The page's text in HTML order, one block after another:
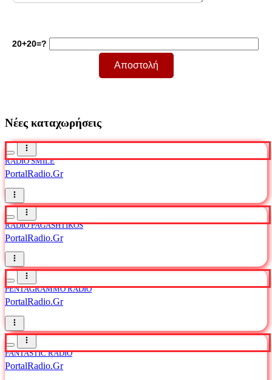
20+20=?
Νέες καταχωρήσεις
RADIO SMILE
PortalRadio.Gr
RADIO PAGASHTIKOS
PortalRadio.Gr
PENTAGRAMMO RADIO
PortalRadio.Gr
FANTASTIC RADIO
PortalRadio.Gr